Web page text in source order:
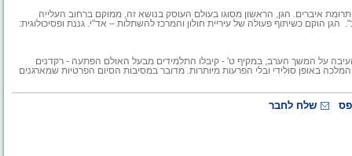
הפעם בנושא שנוי במחלוקת - תרומת איברים. הגן, הראשון מסוגו בעולם העוסק בנושא זה, ממוקם ברחוב העלייה
הגן הוקם כשיתוף פעולה של עיריית חולון והמרכז להשתלות – אד"י. גננת ופסיכולוגית:
על המשך הערב, במקיף ט' - קיבלו התלמידים מבעל האולם הפתעה - רקדנים
באופן סולידי ובלי הפרעות מיותרות. מדובר במסיבות הסיום הפרטיות שמארגנים
שלח לחבר